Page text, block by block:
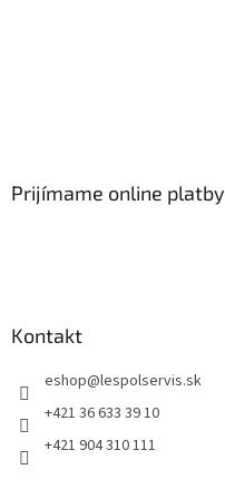
Prijímame online platby
Kontakt
eshop@lespolservis.sk
+421 36 633 39 10
+421 904 310 111